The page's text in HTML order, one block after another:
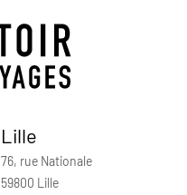
Lille
76, rue Nationale
59800 Lille